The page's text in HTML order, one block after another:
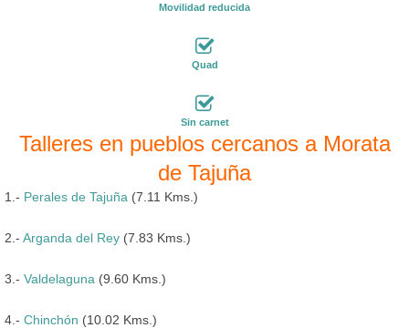
Movilidad reducida
Quad
Sin carnet
Talleres en pueblos cercanos a Morata
de Tajuña
1.- Perales de Tajuña (7.11 Kms.)
2.- Arganda del Rey (7.83 Kms.)
3.- Valdelaguna (9.60 Kms.)
4.- Chinchón (10.02 Kms.)